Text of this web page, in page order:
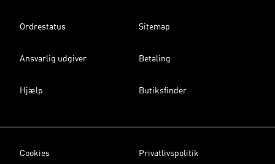
Ordrestatus Sitemap
Ansvarlig udgiver Betaling
Hjælp Butiksfinder
Cookies Privatlivspolitik